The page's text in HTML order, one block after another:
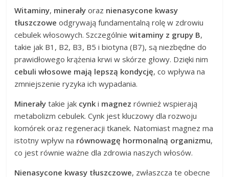
Witaminy, minerały oraz nienasycone kwasy
tłuszczowe odgrywają fundamentalną rolę w zdrowiu
cebulek włosowych. Szczególniewitaminy z grupy B,
takie jak B1, B2, B3, B5 i biotyna (B7), są niezbędne do
prawidłowego krążenia krwi w skórze głowy. Dzięki nim
cebuli włosowe mają lepszą kondycję, co wpływa na
zmniejszenie ryzyka ich wypadania.
Minerały takie jak cynk i magnez również wspierają
metabolizm cebulek. Cynk jest kluczowy dla rozwoju
komórek oraz regeneracji tkanek. Natomiast magnez ma
istotny wpływ na równowagę hormonalną organizmu,
co jest równie ważne dla zdrowia naszych włosów.
Nienasycone kwasy tłuszczowe, zwłaszcza te obecne